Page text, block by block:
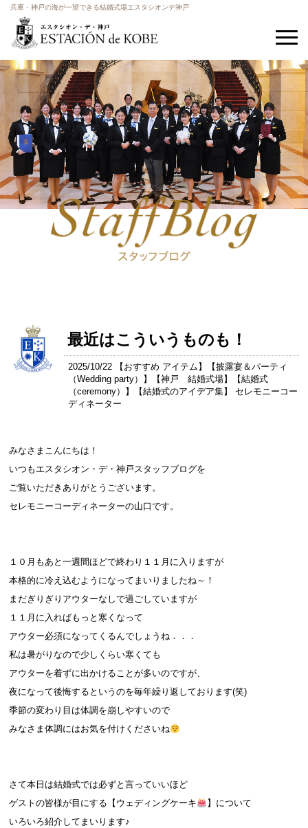
兵庫・神戸の海が一望できる結婚式場エスタシオンデ神戸
最近はこういうものも！
2025/10/22 【 おすすめ アイテム 】【披露宴＆パーティ
（Wedding party）
】【神戸 結婚式場】【結婚式
（ceremony）
】【結婚式のアイデア集】 セレモニーコー
ディネーター
みなさまこんにちは！
いつもエスタシオン・デ・神戸スタッフブログを
ご覧いただきありがとうございます。
セレモニーコーディネーターの山口です。
１０月もあと一週間ほどで終わり１１月に入りますが
本格的に冷え込むようになってまいりましたね～！
まだぎりぎりアウターなしで過ごしていますが
１１月に入ればもっと寒くなって
アウター必須になってくるんでしょうね．．．
私は暑がりなので少しくらい寒くても
アウターを着ずに出かけることが多いのですが、
夜になって後悔するというのを毎年繰り返しております(笑)
季節の変わり目は体調を崩しやすいので
みなさま体調にはお気を付けくださいね
さて本日は結婚式では必ずと言っていいほど
ゲストの皆様が目にする【ウェディングケーキ
】について
いろいろ紹介してまいります♪